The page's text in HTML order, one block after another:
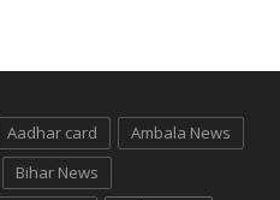
Aadhar card
Ambala News
Bihar News